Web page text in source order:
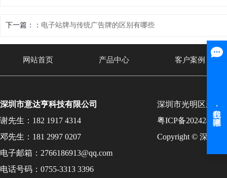
下一篇： 电子站牌与传统广告牌的区别有哪些
网站首页 产品中心 客户案例
深圳市意达亨科技有限公司
谢先生：182 1917 4314
邓先生：181 2997 0207
电子邮箱：2766186913@qq.com
电话号码：0755-3313 3396
深圳市光明区新湖
粤ICP备
Copyright © 深圳